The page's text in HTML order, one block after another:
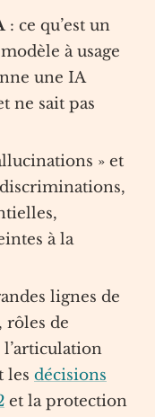
: ce qu’est un
à usage
une IA
ne sait pas
» et
à la
lignes de
rôles de
les décisions
et la protection